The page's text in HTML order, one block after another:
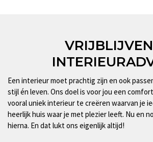
Een interieur moet prachtig zijn en ook
stijl én leven. Ons doel is voor jou een
vooral uniek interieur te creëren waarvan je
heerlijk huis waar je met plezier leeft. Nu en
hierna. En dat lukt ons eigenlijk altijd!